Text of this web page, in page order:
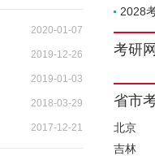
2020-01-07
2019-12-26
2019-01-03
2018-03-29
2017-12-21
2028
考研
省市
北京
吉林